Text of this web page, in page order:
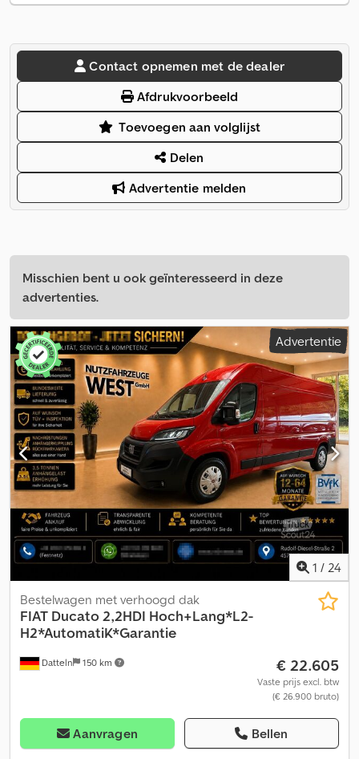
Contact opnemen met de dealer
Afdrukvoorbeeld
Toevoegen aan volglijst
Delen
Advertentie melden
Misschien bent u ook geïnteresseerd in deze
advertenties.
Advertentie
1 / 24
Datteln 150 km
Bestelwagen met verhoogd dak
FIAT Ducato 2,2HDI Hoch+Lang*L2-
H2*AutomatiK*Garantie
€ 22.605
Vaste prijs excl. btw
(€ 26.900 bruto)
Aanvragen Bellen